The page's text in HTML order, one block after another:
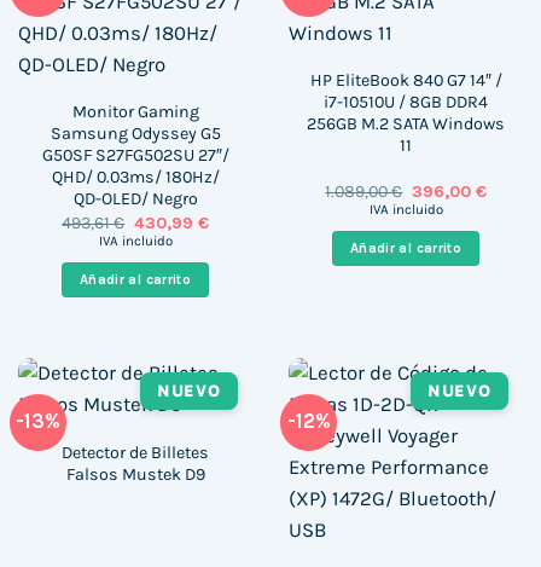
Monitor Gaming
Samsung Odyssey G5
G50SF S27FG502SU 27″/
QHD/ 0.03ms/ 180Hz/
QD-OLED/ Negro
493,61€ El
precio
era:
493,61 €.
430,99 €El
es:
430,99 €.
IVA incluido
Añadir al carrito
HP EliteBook 840 G7 14″ /
i7-10510U / 8GB DDR4
256GB M.2 SATA Windows
11
1.089,00€ El
precio
era:
1.089,00 €.
396,00 €El
IVA incluido
Añadir al carrito
-13%
NUEVO
Detector de Billetes
Falsos Mustek D9
-12%
NUEVO